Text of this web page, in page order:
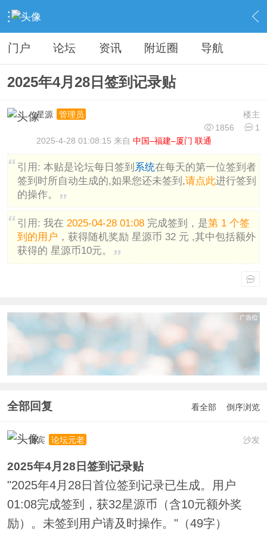
› 分类信息 › 广告灌水 › 内容
门户 论坛 资讯 附近圈 导航
2025年4月28日签到记录贴
楼主
星源
管理员
1856
1
2025-4-28 01:08:15 来自 中国–福建–厦门 联通
引用: 本贴是论坛每日签到 系统在每天的第一位签到者
签到时所自动生成的,如果您还未签到,请点此进行签到
的操作。
引用: 我在 2025-04-28 01:08完成签到，是第 1 个签
到的用户 ，获得随机奖励 星源币 32 元 ,其中包括额外
获得的 星源币10元。
全部回复 看全部 倒序浏览
沙发
贵宾 论坛元老
2025年4月28日签到记录贴
"2025年4月28日首位签到记录已生成。用户
01:08完成签到，获32星源币（含10元额外奖
励）。未签到用户请及时操作。"（49字）